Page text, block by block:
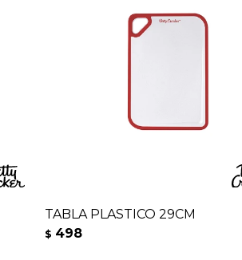
TABLA PLASTICO 29CM
$ 498